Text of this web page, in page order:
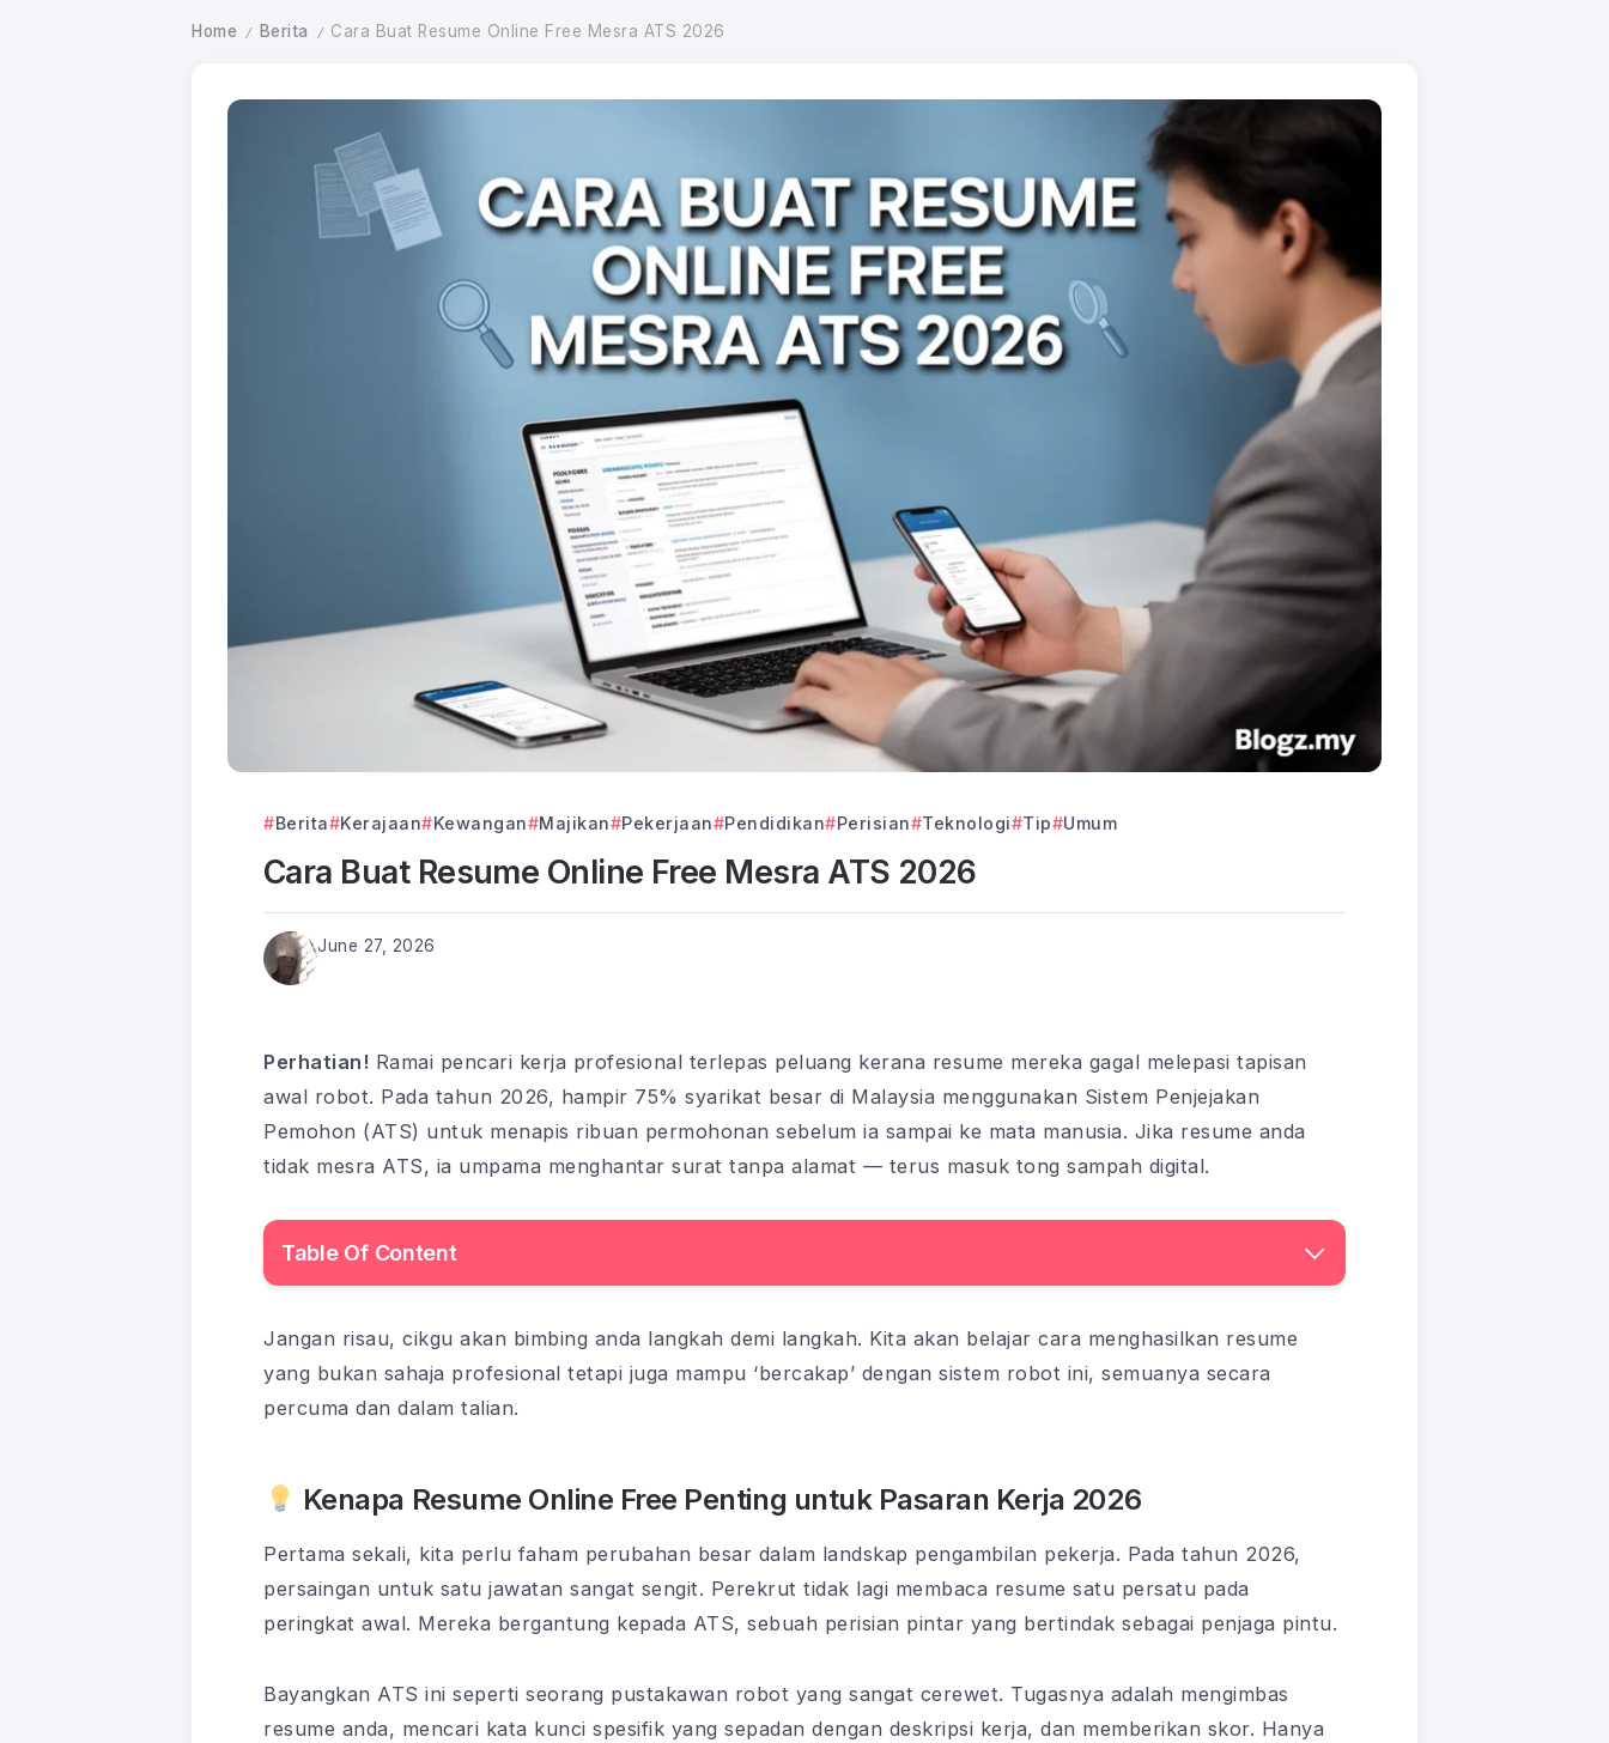
Home / Berita / Cara Buat Resume Online Free Mesra ATS 2026
Berita Kerajaan Kewangan Majikan Pekerjaan Pendidikan Perisian Teknologi Tip Umum
Cara Buat Resume Online Free Mesra ATS 2026
June 27, 2026
Perhatian! Ramai pencari kerja profesional terlepas peluang kerana resume mereka gagal melepasi tapisan
awal robot. Pada tahun 2026, hampir 75% syarikat besar di Malaysia menggunakan Sistem Penjejakan
Pemohon (ATS) untuk menapis ribuan permohonan sebelum ia sampai ke mata manusia. Jika resume anda
tidak mesra ATS, ia umpama menghantar surat tanpa alamat — terus masuk tong sampah digital.
Table Of Content
Jangan risau, cikgu akan bimbing anda langkah demi langkah. Kita akan belajar cara menghasilkan resume
yang bukan sahaja profesional tetapi juga mampu ‘bercakap’ dengan sistem robot ini, semuanya secara
percuma dan dalam talian.
Kenapa Resume Online Free Penting untuk Pasaran Kerja 2026
Pertama sekali, kita perlu faham perubahan besar dalam landskap pengambilan pekerja. Pada tahun 2026,
persaingan untuk satu jawatan sangat sengit. Perekrut tidak lagi membaca resume satu persatu pada
peringkat awal. Mereka bergantung kepada ATS, sebuah perisian pintar yang bertindak sebagai penjaga pintu.
Bayangkan ATS ini seperti seorang pustakawan robot yang sangat cerewet. Tugasnya adalah mengimbas
resume anda, mencari kata kunci spesifik yang sepadan dengan deskripsi kerja, dan memberikan skor. Hanya